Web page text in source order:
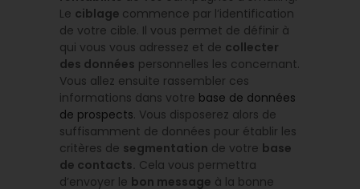
Le ciblage commence par l’identification
de votre cible. Il vous permet de définir à
qui vous vous adressez et de collecter
des données personnelles les concernant.
Vous allez ensuite rassembler ces
informations dans votre base de données
de prospects. Vous disposerez alors de
suffisamment de données pour établir les
critères de segmentation de votre base
de contacts. Cela vous permettra
d’envoyer le bon message à la bonne